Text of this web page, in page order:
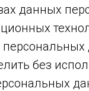
данных
без